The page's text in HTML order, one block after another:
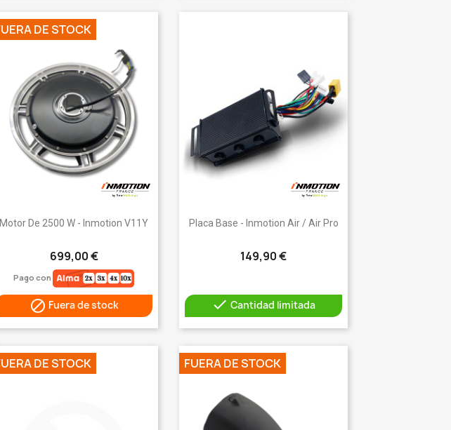
Vista rápida
Motor De 2500 W - Inmotion V11Y
699,00 €
Pago con
 Fuera de stock
DE STOCK
 Vista rápida
Placa Base - Inmotion Air / Air Pro
149,90 €
 Cantidad limitada
DE STOCK FUERA DE STOCK